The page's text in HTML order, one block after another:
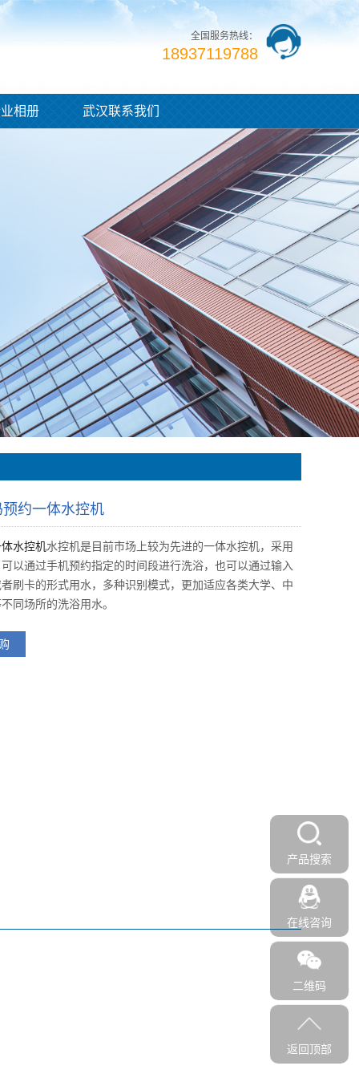
全国服务热线：
18937119788
相册 武汉联系我们
约一体水控机
水控机水控机是目前市场上较为先进的一体水控机，采用
以通过手机预约指定的时间段进行洗浴，也可以通过输入
刷卡的形式用水，多种识别模式，更加适应各类大学、中
同场所的洗浴用水。
产品搜索
在线咨询
二维码
返回顶部